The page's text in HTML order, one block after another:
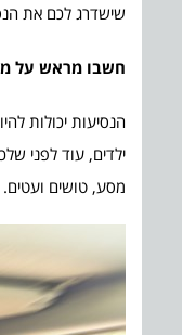
שישדרג לכם את
חשבו מראש על
הנסיעות יכולות
ילדים, עוד לפני
מסע, טושים ועטים.